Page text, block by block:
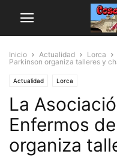
Inicio Actualidad Lorca
Parkinson organiza talleres y
Actualidad Lorca
La
Enfermos
organiza